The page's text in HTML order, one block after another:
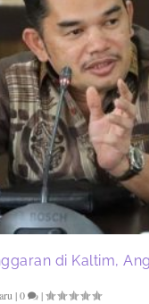
di Kaltim,
|0 |